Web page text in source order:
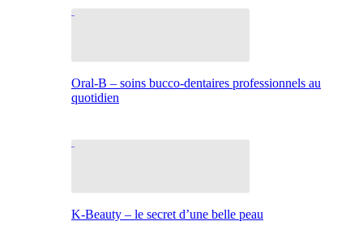
Oral-B – soins bucco-dentaires professionnels au
quotidien
K-Beauty – le secret d’une belle peau